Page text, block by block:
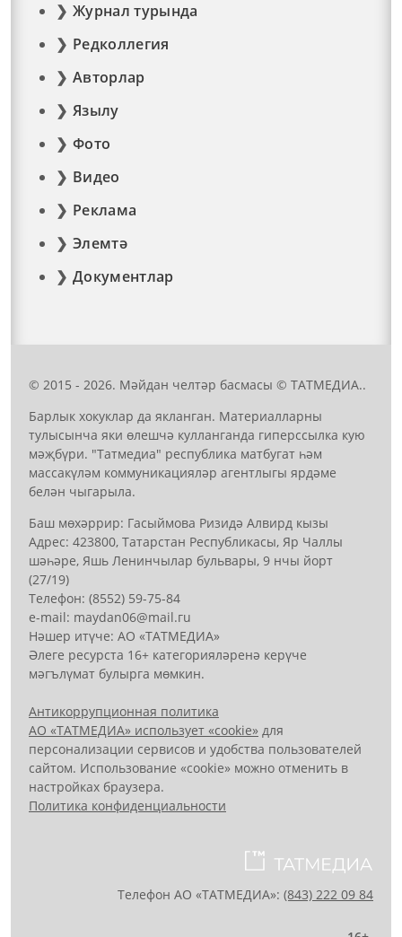
Журнал турында
Редколлегия
Авторлар
Язылу
Фото
Видео
Реклама
Элемтә
Документлар
© 2015 - 2026. Мәйдан челтәр басмасы © ТАТМЕДИА..
Барлык хокуклар да якланган. Материалларны
тулысынча яки өлешчә кулланганда гиперссылка кую
мәҗбүри. "Татмедиа" республика матбугат һәм
массакүләм коммуникацияләр агентлыгы ярдәме
белән чыгарыла.
Баш мөхәррир: Гасыймова Ризидә Алвирд кызы
Адрес: 423800, Татарстан Республикасы, Яр Чаллы
шәһәре, Яшь Ленинчылар бульвары, 9 нчы йорт
(27/19)
Телефон: (8552) 59-75-84
е-mail: mауdаn06@mail.гu
Нәшер итүче: АО «ТАТМЕДИА»
Әлеге ресурста 16+ категорияләренә керүче
мәгълүмат булырга мөмкин.
Антикоррупционная политика
АО «ТАТМЕДИА» использует «cookie» для
персонализации сервисов и удобства пользователей
сайтом. Использование «cookie» можно отменить в
настройках браузера.
Политика конфиденциальности
Телефон АО «ТАТМЕДИА»: (843) 222 09 84